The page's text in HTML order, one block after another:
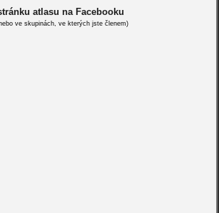
atlasu na Facebooku
ve skupinách, ve kterých jste členem)